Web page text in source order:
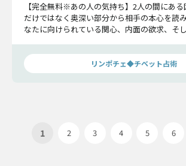
【完全無料※あの人の気持ち】2人の間にあ
だけではなく奥深い部分から相手の本心を読
なたに向けられている関心、内面の欲求、そ
リンポチェ◆チベット占術
1 2 3 4 5 6